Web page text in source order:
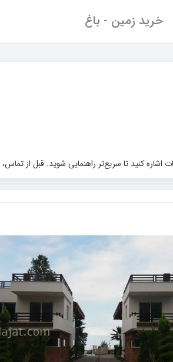
خرید زمین - باغ
اشاره کنید تا سریع‌تر راهنمایی شوید. قبل از تماس،